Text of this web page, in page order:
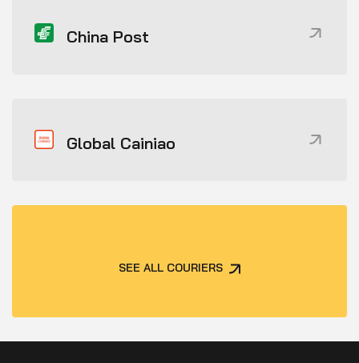
China Post
Global Cainiao
SEE ALL COURIERS